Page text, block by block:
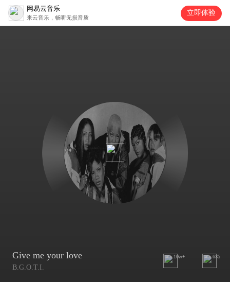
网易云音乐
来云音乐，畅听无损音质
立即体验
Give me your love
B.G.O.T.I.
10w+ 635